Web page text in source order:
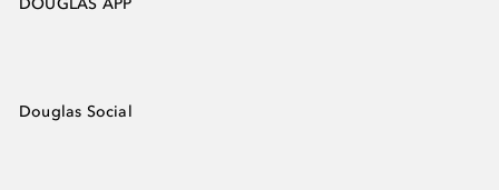
DOUGLAS APP
Douglas Social